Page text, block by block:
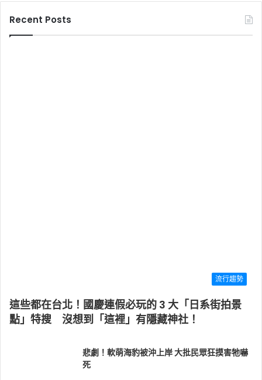
Recent Posts
流行趨勢
這些都在台北！國慶連假必玩的 3 大「日系街拍景
點」特搜 沒想到「這裡」有隱藏神社！
悲劇！軟萌海豹被沖上岸 大批民眾狂摸害牠嚇
死